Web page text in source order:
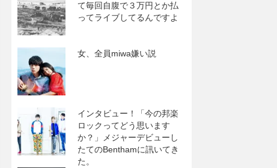
て毎回自腹で３万円とか払
ってライブしてるんですよ
女、全員miwa嫌い説
インタビュー！「今の邦楽
ロックってどう思います
か？」メジャーデビューし
たてのBenthamに訊いてき
た。